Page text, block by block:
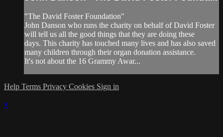
"The David Foster Foundation"
John Danson who runs the charity on behalf of David Foster
will tell us all the good things that they are doing these
days. This charity has touched many lives and has also saved
many children through their organ donation assistance.
It's not about the 16 Grammy Awar...
Help Terms Privacy Cookies Sign in
×